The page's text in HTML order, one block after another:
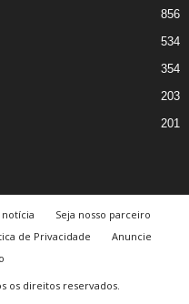
856
534
354
203
201
notícia
Seja nosso parceiro
de Privacidade
Anuncie
os direitos reservados.